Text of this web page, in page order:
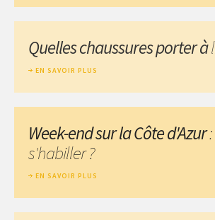
Quelles chaussures porter à
EN SAVOIR PLUS
Week-end sur la Côte d'Azur:
s'habiller ?
EN SAVOIR PLUS